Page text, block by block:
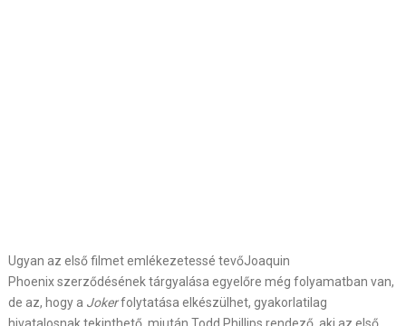
Ugyan az első filmet emlékezetessé tevőJoaquin
Phoenix szerződésének tárgyalása egyelőre még folyamatban van,
de az, hogy a Jokerfolytatása elkészülhet, gyakorlatilag